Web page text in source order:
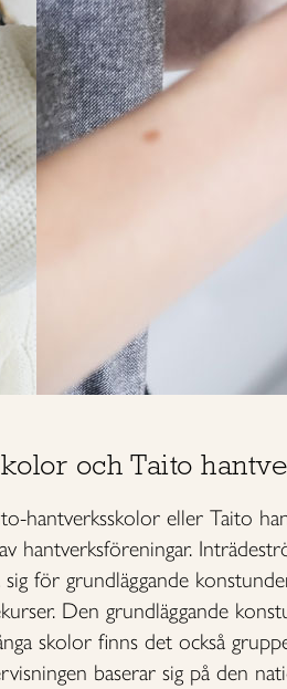
och Taito
hantverksskolor eller Taito
hantverksföreningar.
för grundläggande
Den grundläggande
skolor finns det också
baserar sig på den